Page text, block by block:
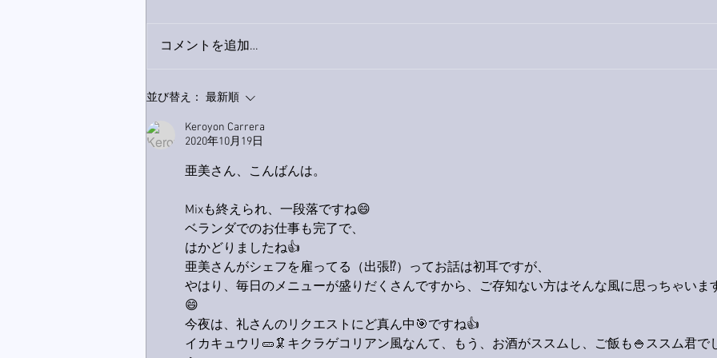
9月23日「amiism」リリー
コメントを追加…
並び替え： 最新順
Keroyon Carrera
2020年10月19日
亜美さん、こんばんは。
Mixも終えられ、一段落ですね😄
ベランダでのお仕事も完了で、
はかどりましたね👍
亜美さんがシェフを雇ってる（出張⁉️）ってお話は初耳ですが、
やはり、毎日のメニューが盛りだくさんですから、ご存知ない方はそんな風に思っちゃいま
😄
今夜は、礼さんのリクエストにど真ん中🎯ですね👍
イカキュウリ🥒🦑キクラゲコリアン風なんて、もう、お酒がススムし、ご飯も🍚ススム君で